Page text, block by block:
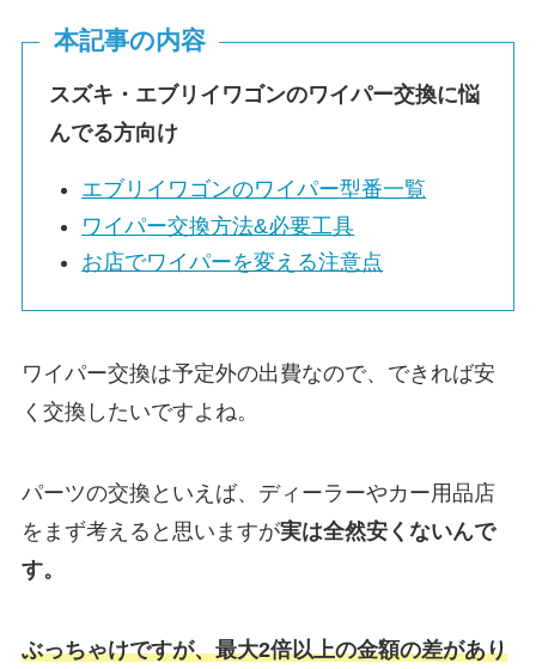
本記事の内容
スズキ・ エブリイワゴンのワイパー交換に悩
んでる方向け
エブリイワゴンのワイパー型番一覧
ワイパー交換方法&必要工具
お店でワイパーを変える注意点
ワイパー交換は予定外の出費なので、できれば安
く交換したいですよね。
パーツの交換といえば、ディーラーやカー用品店
をまず考えると思いますが実は全然安くないんで
す。
ぶっちゃけですが、最大2倍以上の金額の差があり